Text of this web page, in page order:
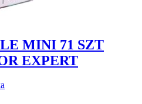
MINI 71 SZT
EXPERT